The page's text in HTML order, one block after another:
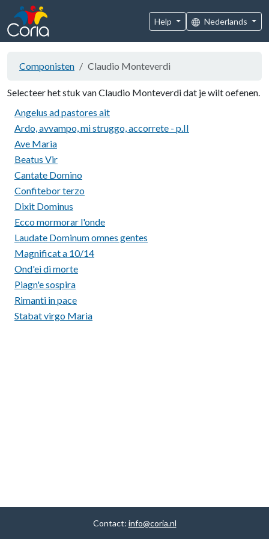
Help Nederlands
Componisten Claudio Monteverdi
Selecteer het stuk van Claudio Monteverdi dat je wilt oefenen.
Angelus ad pastores ait
Ardo, avvampo, mi struggo, accorrete - p.II
Ave Maria
Beatus Vir
Cantate Domino
Confitebor terzo
Dixit Dominus
Ecco mormorar l'onde
Laudate Dominum omnes gentes
Magnificat a 10/14
Ond'ei di morte
Piagn'e sospira
Rimanti in pace
Stabat virgo Maria
Contact: info@coria.nl